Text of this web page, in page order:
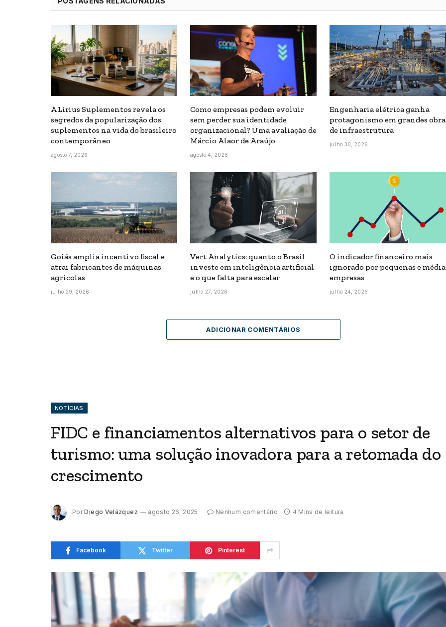
A Lirius Suplementos revela os
segredos da popularização dos
suplementos na vida do brasileiro
contemporâneo
agosto 7, 2026
Como empresas podem evoluir
sem perder sua identidade
organizacional? Uma avaliação de
Márcio Alaor de Araújo
agosto 4, 2026
Engenharia elétrica ganha
protagonismo em grandes
de infraestrutura
julho 30, 2026
Goiás amplia incentivo fiscal e
atrai fabricantes de máquinas
agrícolas
julho 29, 2026
Vert Analytics: quanto o Brasil
investe em inteligência artificial
e o que falta para escalar
julho 27, 2026
O indicador financeiro mais
ignorado por pequenas e
empresas
julho 24, 2026
ADICIONAR COMENTÁRIOS
NOTÍCIAS
FIDC e financiamentos alternativos para o setor de
turismo: uma solução inovadora para a retomada do
crescimento
Por Diego Velázquez agosto 26, 2025 Nenhum comentário 4 Mins de leitura
Facebook Twitter Pinterest